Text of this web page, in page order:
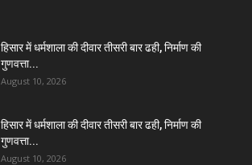
हिसार में धर्मशाला की दीवार तीसरी बार ढही, निर्माण की
गुणवत्ता...
August 10, 2026
हिसार में धर्मशाला की दीवार तीसरी बार ढही, निर्माण की
गुणवत्ता...
August 10, 2026